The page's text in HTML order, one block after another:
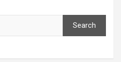
Search